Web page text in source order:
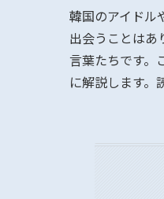
韓国のアイドル
出会うことはあ
言葉たちです。
に解説します。